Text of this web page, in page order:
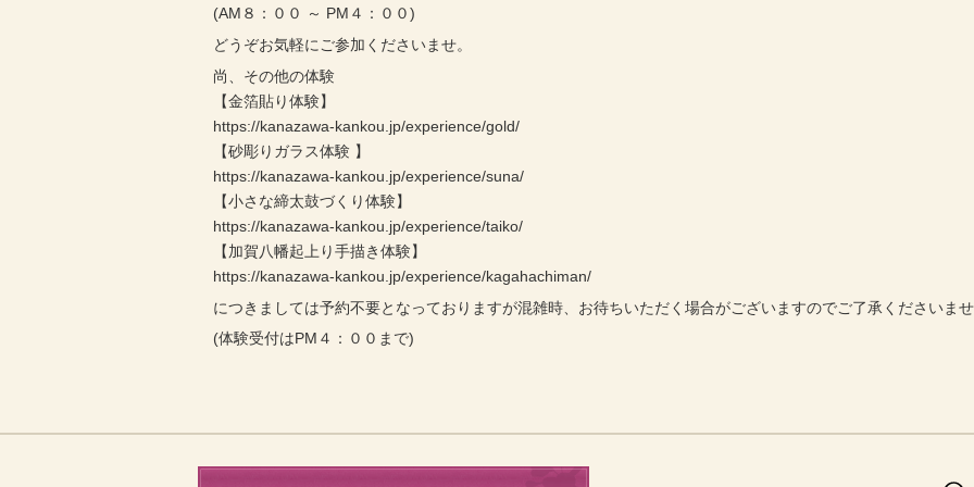
(AM８：００ ～ PM４：００)
どうぞお気軽にご参加くださいませ。
尚、その他の体験
【金箔貼り体験】
https://kanazawa-kankou.jp/experience/gold/
【砂彫りガラス体験 】
https://kanazawa-kankou.jp/experience/suna/
【小さな締太鼓づくり体験】
https://kanazawa-kankou.jp/experience/taiko/
【加賀八幡起上り手描き体験】
https://kanazawa-kankou.jp/experience/kagahachiman/
につきましては予約不要となっておりますが混雑時、お待ちいただく場合がございますのでご了承くださいま
(体験受付はPM４：００まで)